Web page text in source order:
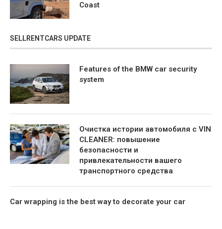
Coast
SELLRENTCARS UPDATE
Features of the BMW car security
system
Очистка истории автомобиля с VIN
CLEANER: повышение
безопасности и
привлекательности вашего
транспортного средства
Car wrapping is the best way to decorate your car